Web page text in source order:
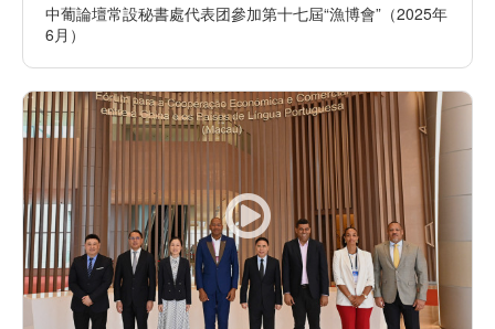
中葡論壇常設秘書處代表团參加第十七屆“漁博會”（2025年
6月）